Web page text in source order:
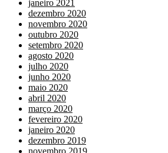
janeiro 2021
dezembro 2020
novembro 2020
outubro 2020
setembro 2020
agosto 2020
julho 2020
junho 2020
maio 2020
abril 2020
março 2020
fevereiro 2020
janeiro 2020
dezembro 2019